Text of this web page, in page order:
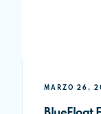
MARZO 26,